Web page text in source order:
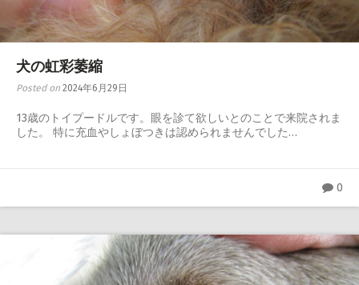
犬の虹彩萎縮
Posted on 2024年6月29日
13歳のトイプードルです。眼を診て欲しいとのことで来院されま
した。 特に充血やしょぼつきは認められませんでした…
0